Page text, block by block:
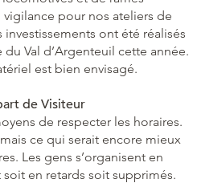
pour nos ateliers de
investissements ont été réalisés
Val d’Argenteuil cette année.
est bien envisagé.
de Visiteur
de respecter les horaires.
ce qui serait encore mieux
Les gens s’organisent en
en retards soit supprimés.